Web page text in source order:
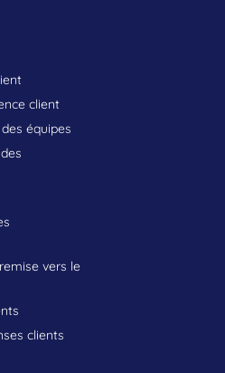
client
équipes
vers le
clients